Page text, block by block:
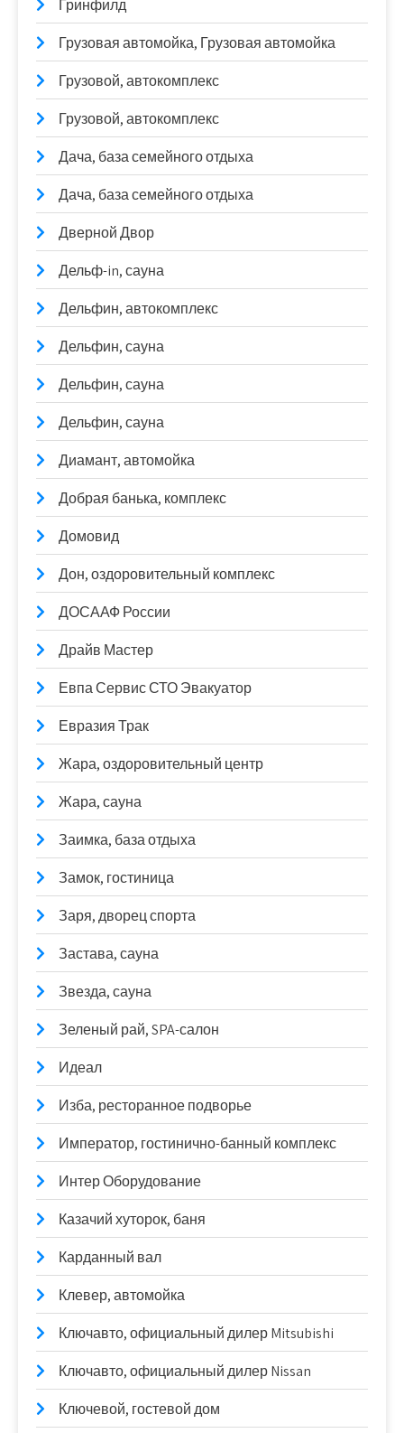
Гринфилд
Грузовая автомойка, Грузовая автомойка
Грузовой, автокомплекс
Грузовой, автокомплекс
Дача, база семейного отдыха
Дача, база семейного отдыха
Дверной Двор
Дельф-in, сауна
Дельфин, автокомплекс
Дельфин, сауна
Дельфин, сауна
Дельфин, сауна
Диамант, автомойка
Добрая банька, комплекс
Домовид
Дон, оздоровительный комплекс
ДОСААФ России
Драйв Мастер
Евпа Сервис СТО Эвакуатор
Евразия Трак
Жара, оздоровительный центр
Жара, сауна
Заимка, база отдыха
Замок, гостиница
Заря, дворец спорта
Застава, сауна
Звезда, сауна
Зеленый рай, SPA-салон
Идеал
Изба, ресторанное подворье
Император, гостинично-банный комплекс
Интер Оборудование
Казачий хуторок, баня
Карданный вал
Клевер, автомойка
Ключавто, официальный дилер Mitsubishi
Ключавто, официальный дилер Nissan
Ключевой, гостевой дом